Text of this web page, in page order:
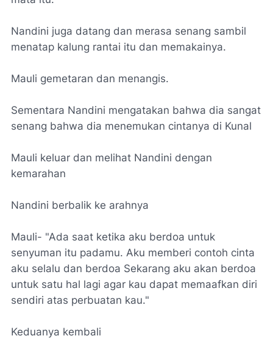
Nandini juga datang dan merasa senang sambil
menatap kalung rantai itu dan memakainya.
Mauli gemetaran dan menangis.
Sementara Nandini mengatakan bahwa dia sangat
senang bahwa dia menemukan cintanya di Kunal
Mauli keluar dan melihat Nandini dengan
kemarahan
Nandini berbalik ke arahnya
Mauli- "Ada saat ketika aku berdoa untuk
senyuman itu padamu. Aku memberi contoh cinta
aku selalu dan berdoa Sekarang aku akan berdoa
untuk satu hal lagi agar kau dapat memaafkan diri
sendiri atas perbuatan kau."
Keduanya kembali